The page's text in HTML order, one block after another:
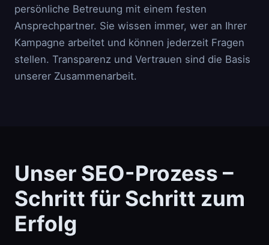
persönliche Betreuung mit einem festen
Ansprechpartner. Sie wissen immer, wer an Ihrer
Kampagne arbeitet und können jederzeit Fragen
stellen. Transparenz und Vertrauen sind die Basis
unserer Zusammenarbeit.
Unser SEO-Prozess –
Schritt für Schritt zum
Erfolg